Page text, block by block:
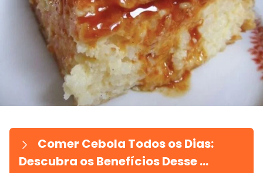
Comer Cebola Todos os Dias:
Descubra os Benefícios Desse ...